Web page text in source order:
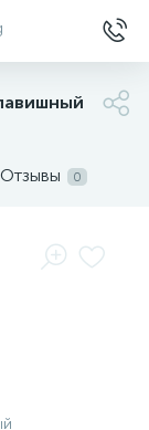
Отзывы 0